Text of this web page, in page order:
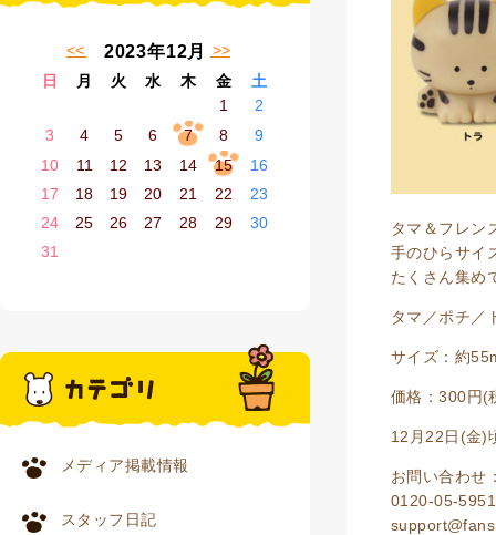
2023年12月
日 月 火 水 木 金 土
« 11月 1月 »
1
2
3
4 5 6 7 8
9
10
11 12 13 14 15
16
17
18 19 20 21 22
23
24
25 26 27 28 29
30
31
メディア掲載情報
スタッフ日記
タマ＆フレン
手のひらサイ
たくさん集め
タマ／ポチ
サイズ：約
価格：300円(
12月22日(金)
お問い合わせ
0120-05-5951